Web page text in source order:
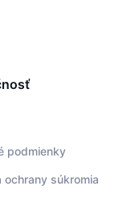
podmienky
ochrany súkromia